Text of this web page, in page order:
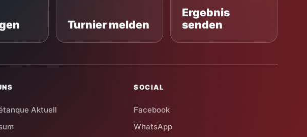
Turnier melden
Ergebnis
senden
Aktuell
SOCIAL
Facebook
WhatsApp